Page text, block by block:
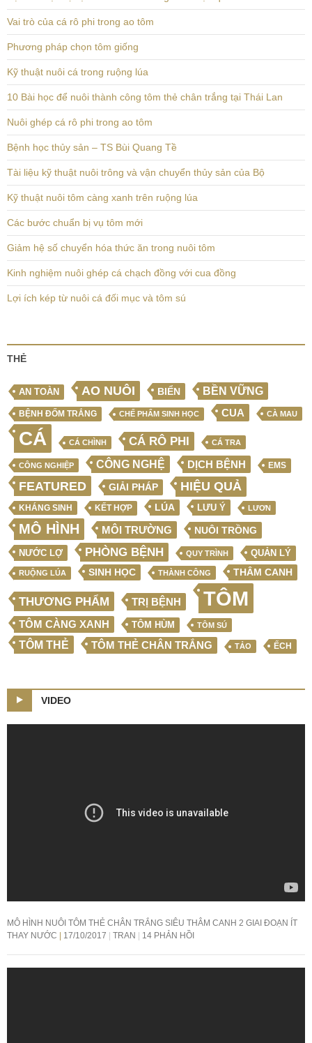
Vai trò của cá rô phi trong ao tôm
Phương pháp chọn tôm giống
Kỹ thuật nuôi cá trong ruộng lúa
10 Bài học để nuôi thành công tôm thẻ chân trắng tại Thái Lan
Nuôi ghép cá rô phi trong ao tôm
Bệnh học thủy sản – TS Bùi Quang Tề
Tài liệu kỹ thuật nuôi trông và vận chuyển thủy sản của Bộ
Kỹ thuật nuôi tôm càng xanh trên ruộng lúa
Các bước chuẩn bị vụ tôm mới
Giảm hệ số chuyển hóa thức ăn trong nuôi tôm
Kinh nghiệm nuôi ghép cá chạch đồng với cua đồng
Lợi ích kép từ nuôi cá đối mục và tôm sú
THẺ
AN TOÀN AO NUÔI BIỂN BỀN VỮNG
BỆNH ĐỐM TRẮNG CHẾ PHẨM SINH HỌC CUA CÀ MAU
CÁ CÁ CHÌNH CÁ RÔ PHI CÁ TRA
CÔNG NGHIỆP CÔNG NGHỆ DỊCH BỆNH EMS
FEATURED GIẢI PHÁP HIỆU QUẢ
KHÁNG SINH KẾT HỢP LÚA LƯU Ý LƯƠN
MÔ HÌNH MÔI TRƯỜNG NUÔI TRỒNG
NƯỚC LỢ PHÒNG BỆNH QUY TRÌNH QUẢN LÝ
RUỘNG LÚA SINH HỌC THÀNH CÔNG THÂM CANH
THƯƠNG PHẨM TRỊ BỆNH TÔM
TÔM CÀNG XANH TÔM HÙM TÔM SÚ
TÔM THẺ TÔM THẺ CHÂN TRẮNG TẢO ẾCH
VIDEO
MÔ HÌNH NUÔI TÔM THẺ CHÂN TRẮNG SIÊU THÂM CANH 2 GIAI ĐOẠN ÍT
THAY NƯỚC
17/10/2017 TRAN 14 PHẢN HỒI